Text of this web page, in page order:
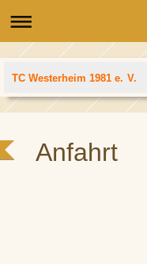
TC Westerheim 1981 e. V.
Anfahrt